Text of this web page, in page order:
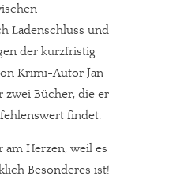
Ladenschluss und
der kurzfristig
Krimi-Autor Jan
zwei Bücher, die er -
findet.
am Herzen, weil es
Besonderes ist!